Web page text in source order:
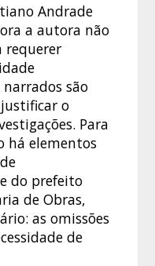
Andrade
a autora não
requerer
são
o
Para
há elementos
do prefeito
de Obras,
as omissões
de